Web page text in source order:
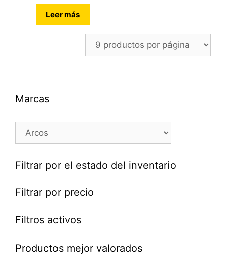
Leer más
Marcas
Filtrar por el estado del inventario
Filtrar por precio
Filtros activos
Productos mejor valorados